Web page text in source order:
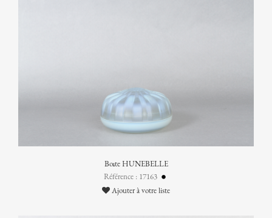
Boîte HUNEBELLE
Référence : 17163
Ajouter à votre liste